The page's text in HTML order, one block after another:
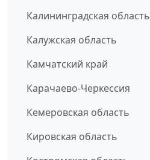
Калининградская область
Калужская область
Камчатский край
Карачаево-Черкессия
Кемеровская область
Кировская область